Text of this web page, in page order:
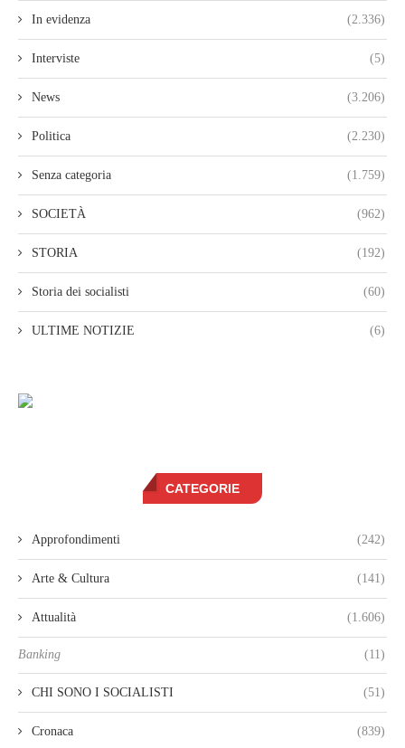
In evidenza (2.336)
Interviste (5)
News (3.206)
Politica (2.230)
Senza categoria (1.759)
SOCIETÀ (962)
STORIA (192)
Storia dei socialisti (60)
ULTIME NOTIZIE (6)
CATEGORIE
Approfondimenti (242)
Arte & Cultura (141)
Attualità (1.606)
Banking (11)
CHI SONO I SOCIALISTI (51)
Cronaca (839)